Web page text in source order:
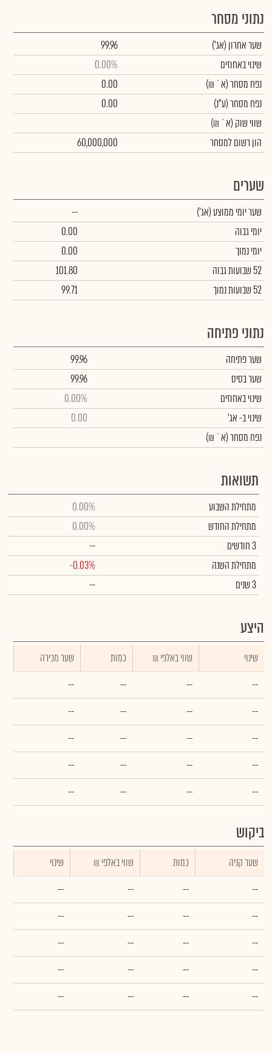
נתוני מסחר
שער אחרון (אג')
99.96
שינוי באחוזים
0.00%
נפח מסחר(א` ₪)
0.00
נפח מסחר(ע"נ)
0.00
שווי שוק (א` ₪)
הון רשום למסחר
60,000,000
שערים
שער יומי ממוצע(אג')
--
יומי גבוה
0.00
יומי נמוך
0.00
52 שבועות גבוה
101.80
52 שבועות נמוך
99.71
נתוני פתיחה
שער פתיחה
99.96
שער בסיס
99.96
שינוי באחוזים
0.00%
שינויב- אג'
0.00
נפח מסחר(א` ₪)
תשואות
מתחילת השבוע
0.00%
מתחילת החודש
0.00%
3 חודשים
--
מתחילת השנה
-0.03%
3 שנים
--
היצע
שינוי ₪ שווי באלפי כמות
שער מכירה
--
--
--
--
--
--
--
--
--
--
--
--
--
--
--
--
--
--
--
--
ביקוש
שער קניה כמות ₪ שווי באלפי
שינוי
--
--
--
--
--
--
--
--
--
--
--
--
--
--
--
--
--
--
--
--